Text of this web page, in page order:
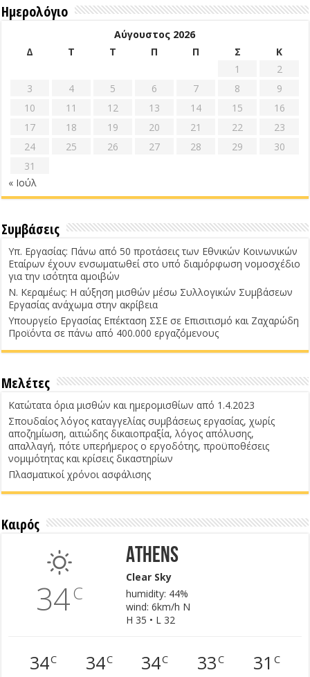
Ημερολόγιο
Αύγουστος 2026
Δ
Τ Τ Π Π Σ
Κ
1
2
3
4 5 6 7 8
9
10
11 12 13 14 15
16
17
18 19 20 21 22
23
24
25 26 27 28 29
30
31
« Ιούλ
Συμβάσεις
Υπ. Εργασίας: Πάνω από 50 προτάσεις των Εθνικών Κοινωνικών
Εταίρων έχουν ενσωματωθεί στο υπό διαμόρφωση νομοσχέδιο
για την ισότητα αμοιβών
Ν. Κεραμέως: Η αύξηση μισθών μέσω Συλλογικών Συμβάσεων
Εργασίας ανάχωμα στην ακρίβεια
Υπουργείο Εργασίας Επέκταση ΣΣΕ σε Επισιτισμό και Ζαχαρώδη
Προϊόντα σε πάνω από 400.000 εργαζόμενους
Μελέτες
Κατώτατα όρια μισθών και ημερομισθίων από 1.4.2023
Σπουδαίος λόγος καταγγελίας συμβάσεως εργασίας, χωρίς
αποζημίωση, αιτιώδης δικαιοπραξία, λόγος απόλυσης,
απαλλαγή, πότε υπερήμερος ο εργοδότης, προϋποθέσεις
νομιμότητας και κρίσεις δικαστηρίων
Πλασματικοί χρόνοι ασφάλισης
Καιρός
34C
Athens
Clear Sky
humidity: 44%
wind: 6km/h N
H 35 • L 32
34C 34C 34C 33C 31 C